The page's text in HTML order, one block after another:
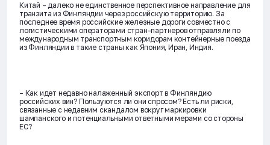
Китай – далеко не единственное перспективное направление для
транзита из Финляндии через российскую территорию. За
последнее время российские железные дороги совместно с
логистическими операторами стран-партнеров отправляли по
международным транспортным коридорам контейнерные поезда
из Финляндии в такие страны как Япония, Иран, Индия.
– Как идет недавно налаженный экспорт в Финляндию
российских вин? Пользуются ли они спросом? Есть ли риски,
связанные с недавним скандалом вокруг маркировки
шампанского и потенциальными ответными мерами со стороны
ЕС?